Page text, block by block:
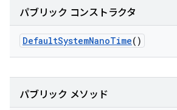
パブリック コンストラクタ
DefaultSystemNanoTime()
パブリック メソッド